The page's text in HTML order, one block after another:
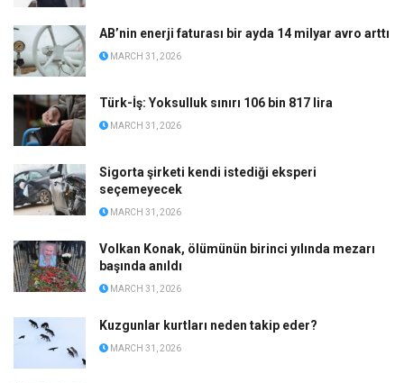
AB’nin enerji faturası bir ayda 14 milyar avro arttı
MARCH 31, 2026
Türk-İş: Yoksulluk sınırı 106 bin 817 lira
MARCH 31, 2026
Sigorta şirketi kendi istediği eksperi
seçemeyecek
MARCH 31, 2026
Volkan Konak, ölümünün birinci yılında mezarı
başında anıldı
MARCH 31, 2026
Kuzgunlar kurtları neden takip eder?
MARCH 31, 2026